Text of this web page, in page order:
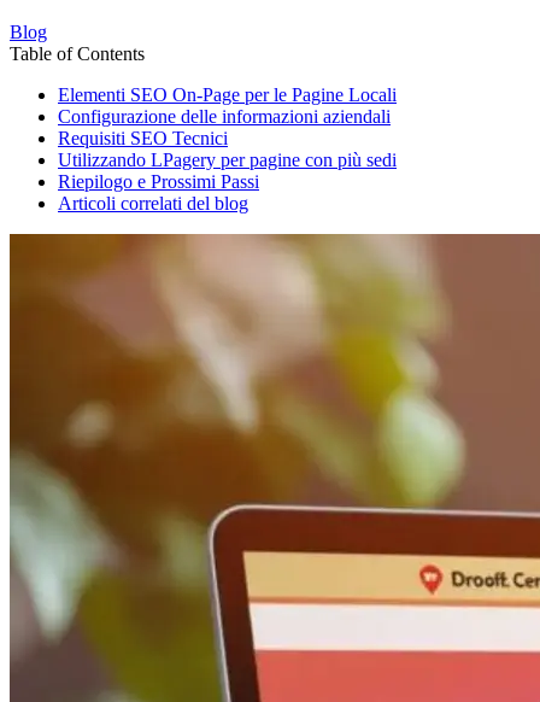
Blog
Table of Contents
Elementi SEO On-Page per le Pagine Locali
Configurazione delle informazioni aziendali
Requisiti SEO Tecnici
Utilizzando LPagery per pagine con più sedi
Riepilogo e Prossimi Passi
Articoli correlati del blog